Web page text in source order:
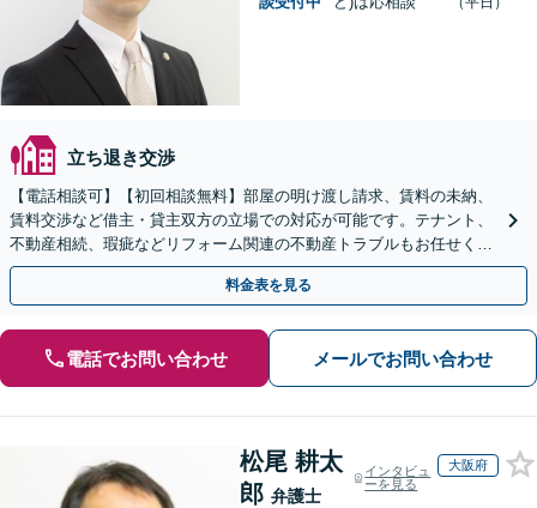
立ち退き交渉
【電話相談可】【初回相談無料】部屋の明け渡し請求、賃料の未納、
賃料交渉など借主・貸主双方の立場での対応が可能です。テナント、
不動産相続、瑕疵などリフォーム関連の不動産トラブルもお任せくだ
さい【分割払い可】
料金表を見る
電話でお問い合わせ メールでお問い合わせ
松尾 耕太
郎 弁護士
インタビュ
ーを見る
大阪府